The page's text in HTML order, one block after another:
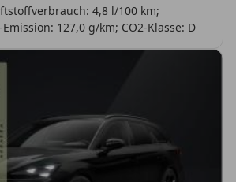
4,8 l/100 km;
127,0 g/km; CO2-Klasse: D